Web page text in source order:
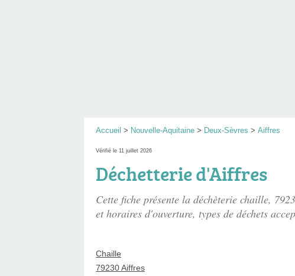
Accueil > Nouvelle-Aquitaine > Deux-Sèvres > Aiffres
Vérifié le 11 juillet 2026
Déchetterie d'Aiffres
Cette fiche présente la déchèterie chaille,
et horaires d'ouverture, types de déchets
Chaille
79230 Aiffres